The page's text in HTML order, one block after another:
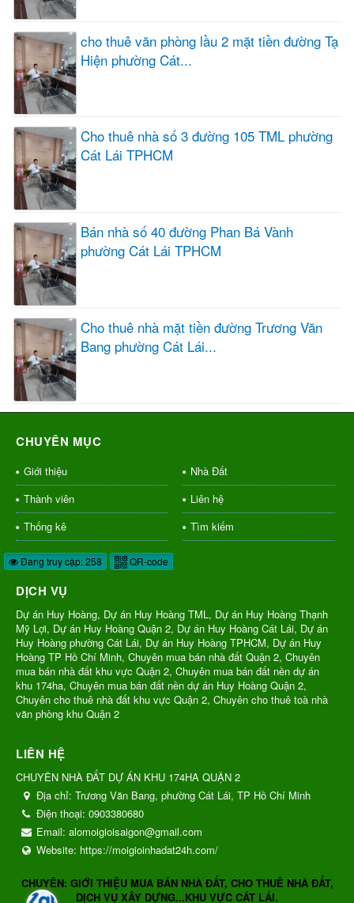
cho thuê văn phòng lầu 2 mặt tiền đường Tạ
Hiện phường Cát...
Cho thuê nhà số 3 đường 105 TML phường
Cát Lái TPHCM
Bán nhà số 40 đường Phan Bá Vành
phường Cát Lái TPHCM
Cho thuê nhà mặt tiền đường Trương Văn
Bang phường Cát Lái...
CHUYÊN MỤC
Giới thiệu
Nhà Đất
Thành viên
Liên hệ
Thống kê
Tìm kiếm
Đang truy cập: 258 QR-code
DỊCH VỤ
Dự án Huy Hoàng, Dự án Huy Hoàng TML, Dự án Huy Hoàng Thạnh
Mỹ Lợi, Dự án Huy Hoàng Quận 2, Dự án Huy Hoàng Cát Lái, Dự án
Huy Hoàng phường Cát Lái, Dự án Huy Hoàng TPHCM, Dự án Huy
Hoàng TP Hồ Chí Minh, Chuyên mua bán nhà đất Quận 2, Chuyên
mua bán nhà đất khu vực Quận 2, Chuyên mua bán đất nền dự án
khu 174ha, Chuyên mua bán đất nền dự án Huy Hoàng Quận 2,
Chuyên cho thuê nhà đất khu vực Quận 2, Chuyên cho thuê toà nhà
văn phòng khu Quận 2
LIÊN HỆ
CHUYÊN NHÀ ĐẤT DỰ ÁN KHU 174HA QUẬN 2
Địa chỉ: Trương Văn Bang, phường Cát Lái, TP Hồ Chí Minh
Điện thoại: 0903380680
Email: alomoigioisaigon@gmail.com
Website: https://moigioinhadat24h.com/
CHUYÊN: GIỚI THIỆU MUA BÁN NHÀ ĐẤT, CHO THUÊ NHÀ ĐẤT,
DỊCH VỤ XÂY DỰNG...KHU VỰC CÁT LÁI.